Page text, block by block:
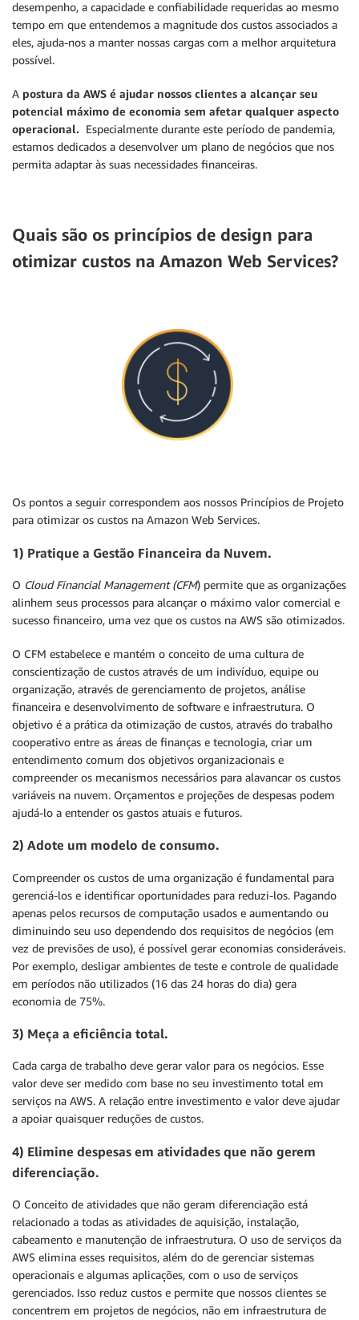
desempenho, a capacidade e confiabilidade requeridas ao mesmo
tempo em que entendemos a magnitude dos custos associados a
eles, ajuda-nos a manter nossas cargas com a melhor arquitetura
possível.
A postura da AWS é ajudar nossos clientes a alcançar seu
potencial máximo de economia sem afetar qualquer aspecto
operacional. Especialmente durante este período de pandemia,
estamos dedicados a desenvolver um plano de negócios que nos
permita adaptar às suas necessidades financeiras.
Quais são os princípios de design para
otimizar custos na Amazon Web Services?
Os pontos a seguir correspondem aos nossos Princípios de Projeto
para otimizar os custos na Amazon Web Services.
1) Pratique a Gestão Financeira da Nuvem.
O Cloud Financial Management (CFM) permite que as organizações
alinhem seus processos para alcançar o máximo valor comercial e
sucesso financeiro, uma vez que os custos na AWS são otimizados.
O CFM estabelece e mantém o conceito de uma cultura de
conscientização de custos através de um indivíduo, equipe ou
organização, através de gerenciamento de projetos, análise
financeira e desenvolvimento de software e infraestrutura. O
objetivo é a prática da otimização de custos, através do trabalho
cooperativo entre as áreas de finanças e tecnologia, criar um
entendimento comum dos objetivos organizacionais e
compreender os mecanismos necessários para alavancar os custos
variáveis na nuvem. Orçamentos e projeções de despesas podem
ajudá-lo a entender os gastos atuais e futuros.
2) Adote um modelo de consumo.
Compreender os custos de uma organização é fundamental para
gerenciá-los e identificar oportunidades para reduzi-los. Pagando
apenas pelos recursos de computação usados e aumentando ou
diminuindo seu uso dependendo dos requisitos de negócios (em
vez de previsões de uso), é possível gerar economias consideráveis.
Por exemplo, desligar ambientes de teste e controle de qualidade
em períodos não utilizados (16 das 24 horas do dia) gera
economia de 75%.
3) Meça a eficiência total.
Cada carga de trabalho deve gerar valor para os negócios. Esse
valor deve ser medido com base no seu investimento total em
serviços na AWS. A relação entre investimento e valor deve ajudar
a apoiar quaisquer reduções de custos.
4) Elimine despesas em atividades que não gerem
diferenciação.
O Conceito de atividades que não geram diferenciação está
relacionado a todas as atividades de aquisição, instalação,
cabeamento e manutenção de infraestrutura. O uso de serviços da
AWS elimina esses requisitos, além do de gerenciar sistemas
operacionais e algumas aplicações, com o uso de serviços
gerenciados. Isso reduz custos e permite que nossos clientes se
concentrem em projetos de negócios, não em infraestrutura de